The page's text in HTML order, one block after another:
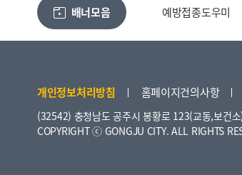
배너모음 예방접종도우미
개인정보처리방침 홈페이지건의사항
(32542) 충청남도 공주시 봉황로 123(교동,보건
COPYRIGHT ⓒ GONGJU CITY. ALL RIGHTS